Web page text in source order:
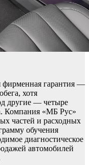
фирменная гарантия —
хотя
другие — четыре
Компания «МБ Рус»
частей и расходных
обучения
диагностическое
автомобилей